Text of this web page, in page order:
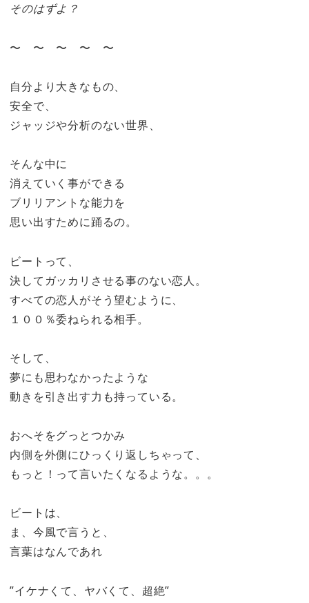
そのはずよ？
〜 〜 〜 〜 〜
自分より大きなもの、
安全で、
ジャッジや分析のない世界、
そんな中に
消えていく事ができる
ブリリアントな能力を
思い出すために踊るの。
ビートって、
決してガッカリさせる事のない恋人。
すべての恋人がそう望むように、
１００％委ねられる相手。
そして、
夢にも思わなかったような
動きを引き出す力も持っている。
おへそをグっとつかみ
内側を外側にひっくり返しちゃって、
もっと！って言いたくなるような。。。
ビートは、
ま、今風で言うと、
言葉はなんであれ
”イケナくて、ヤバくて、超絶”